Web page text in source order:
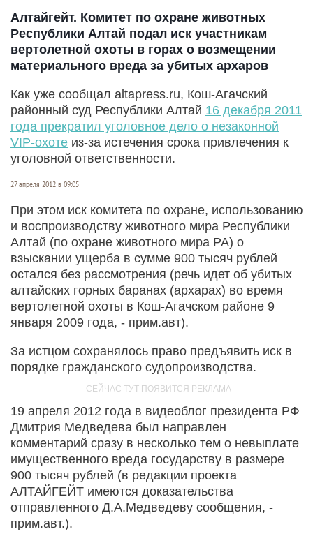
Алтайгейт. Комитет по охране животных
Республики Алтай подал иск участникам
вертолетной охоты в горах о возмещении
материального вреда за убитых архаров
Как уже сообщал altapress.ru, Кош-Агачский
районный суд Республики Алтай 16 декабря 2011
года прекратил уголовное дело о незаконной
VIP-охоте из-за истечения срока привлечения к
уголовной ответственности.
27 апреля 2012 в 09:05
При этом иск комитета по охране, использованию
и воспроизводству животного мира Республики
Алтай (по охране животного мира РА) о
взыскании ущерба в сумме 900 тысяч рублей
остался без рассмотрения (речь идет об убитых
алтайских горных баранах (архарах) во время
вертолетной охоты в Кош-Агачском районе 9
января 2009 года, - прим.авт).
За истцом сохранялось право предъявить иск в
порядке гражданского судопроизводства.
19 апреля 2012 года в видеоблог президента РФ
Дмитрия Медведева был направлен
комментарий сразу в несколько тем о невыплате
имущественного вреда государству в размере
900 тысяч рублей (в редакции проекта
АЛТАЙГЕЙТ имеются доказательства
отправленного Д.А.Медведеву сообщения, -
прим.авт.).